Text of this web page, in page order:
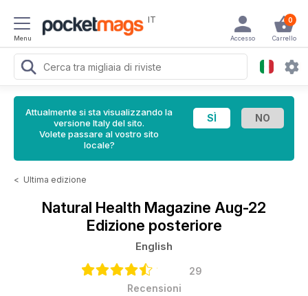
Menu
IT 0
Carrello
Accesso
Attualmente si sta visualizzando la
versione Italy del sito.
Volete passare al vostro sito
locale?
< Ultima edizione
Natural Health Magazine Aug-22
Edizione posteriore
English
29
Recensioni